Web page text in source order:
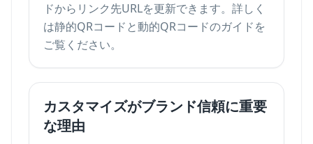
ドからリンク先URLを更新できます。詳しく
は静的QRコードと動的QRコードのガイドを
ご覧ください。
カスタマイズがブランド信頼に重要
な理由